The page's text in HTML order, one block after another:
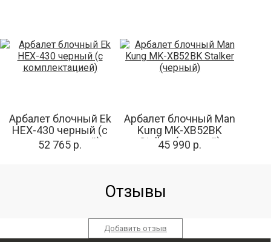
Арбалет блочный Ek
HEX-430 черный (c
комплектацией)
52 765 р.
Арбалет блочный Man
Kung MK-XB52BK
Stalker (черный)
45 990 р.
Отзывы
Добавить отзыв